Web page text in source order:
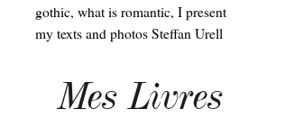
gothic, what is romantic, I present
my texts and photos Steffan Urell
Mes Livres